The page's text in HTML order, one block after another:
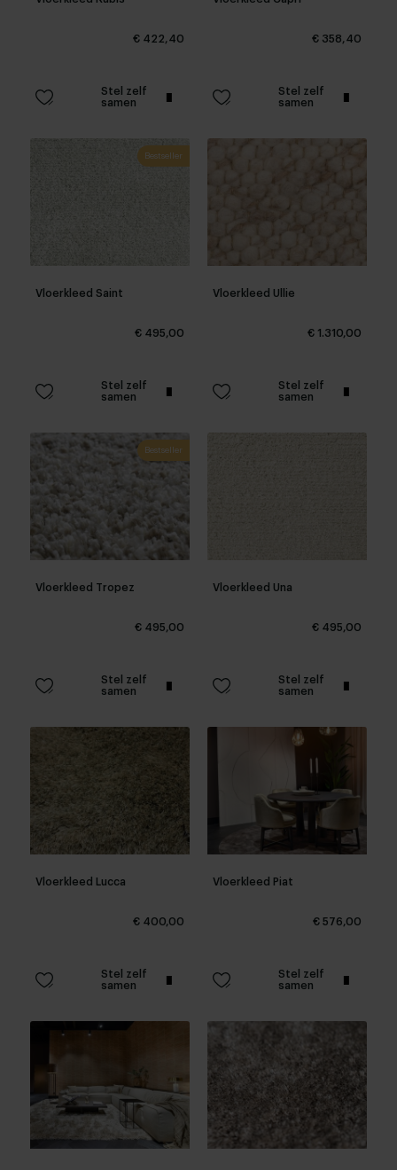
€ 422,40
Stel zelf
samen
€ 358,40
Stel zelf
samen
Bestseller
Vloerkleed Saint
€ 495,00
Stel zelf
samen
Vloerkleed Ullie
€ 1.310,00
Stel zelf
samen
Bestseller
Vloerkleed Tropez
€ 495,00
Stel zelf
samen
Vloerkleed Una
€ 495,00
Stel zelf
samen
Vloerkleed Lucca
€ 400,00
Stel zelf
samen
Vloerkleed Piat
€ 576,00
Stel zelf
samen